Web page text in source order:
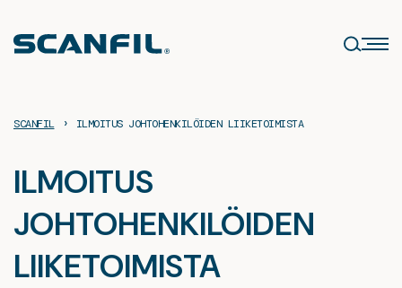
sisältöön
SCANFIL › ILMOITUS JOHTOHENKILÖIDEN LIIKETOIMISTA
ILMOITUS
JOHTOHENKILÖIDEN
LIIKETOIMISTA